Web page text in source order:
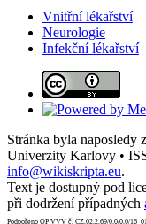
Vnitřní lékařství
Neurologie
Infekční lékařství
Stránka byla naposledy
Univerzity Karlovy •
info@wikiskripta.eu.
Text je dostupný pod
při dodržení případných
Podpořeno OP VVV č. CZ.02.2.69/0.0/0.0/